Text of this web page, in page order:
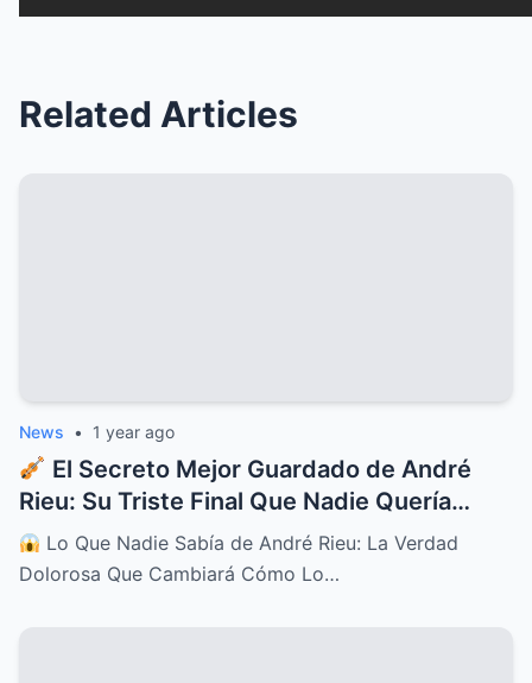
Related Articles
News • 1 year ago
El Secreto Mejor Guardado de André
Rieu: Su Triste Final Que Nadie Quería
Contar
Lo Que Nadie Sabía de André Rieu: La Verdad
Dolorosa Que Cambiará Cómo Lo…